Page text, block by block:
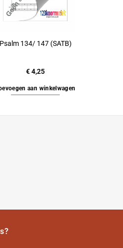
Psalm 134/ 147 (SATB)
€4,25
aan winkelwagen